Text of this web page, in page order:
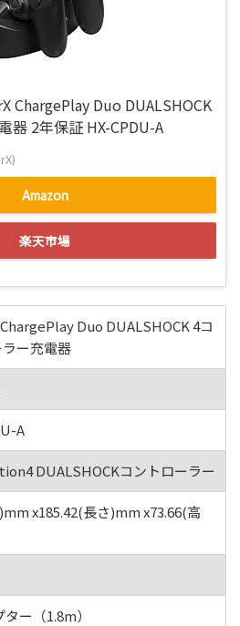
ChargePlay Duo DUALSHOCK
器 2年保証 HX-CPDU-A
Amazon
楽天市場
Duo DUALSHOCK 4コ
ー充電器
A
DUALSHOCKコントローラー
x185.42(長さ)mm x73.66(高
ー（1.8m）